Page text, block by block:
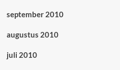
september 2010
augustus 2010
juli 2010